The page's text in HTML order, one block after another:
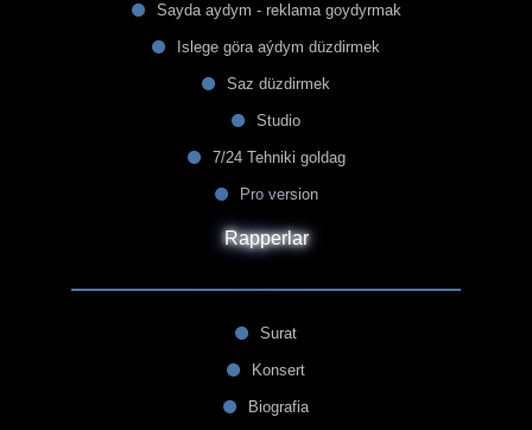
Sayda aydym - reklama goydyrmak
Islege göra aýdym düzdirmek
Saz düzdirmek
Studio
7/24 Tehniki goldag
Pro version
Rapperlar
Surat
Konsert
Biografia